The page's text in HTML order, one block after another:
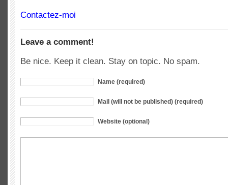
Contactez-moi
Leave a comment!
Be nice. Keep it clean. Stay on topic. No spam.
Name (required)
Mail (will not be published) (required)
Website (optional)